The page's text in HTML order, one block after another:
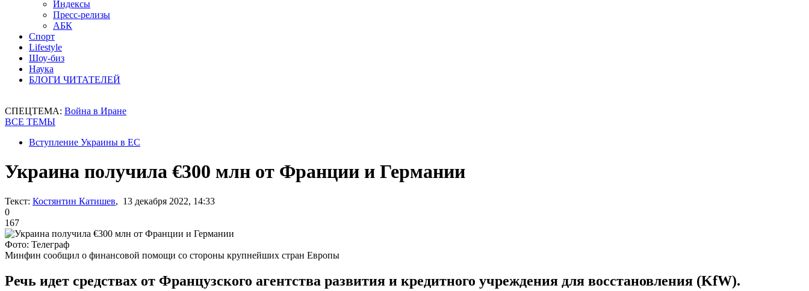
Индексы
Пресс-релизы
АБК
Спорт
Lifestyle
Шоу-биз
Наука
БЛОГИ ЧИТАТЕЛЕЙ
СПЕЦТЕМА: Война в Иране
ВСЕ ТЕМЫ
Вступление Украины в ЕС
Украина получила €300 млн от Франции и Германии
Текст: Костянтин Катишев, 13 декабря 2022, 14:33
0
167
Фото: Телеграф
Минфин сообщил о финансовой помощи со стороны крупнейших стран Европы
Речь идет средствах от Французского агентства развития и кредитного учреждения для восстановления (KfW).